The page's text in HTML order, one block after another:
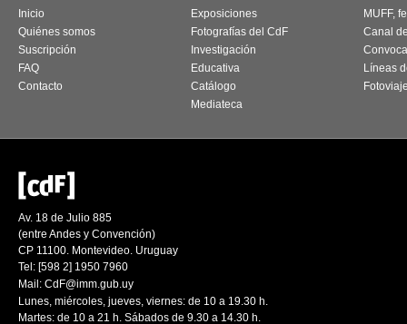
Inicio
Quiénes somos
Suscripción
FAQ
Contacto
Exposiciones
Fotografías del CdF
Investigación
Educativa
Catálogo
Mediateca
MUFF,
Canal
Líneas
Av. 18 de Julio 885
(entre Andes y Convención)
CP 11100. Montevideo. Uruguay
Tel: [598 2] 1950 7960
Mail: CdF@imm.gub.uy
Lunes, miércoles, jueves, viernes: de 10 a 19.30 h.
Martes: de 10 a 21 h. Sábados de 9.30 a 14.30 h.